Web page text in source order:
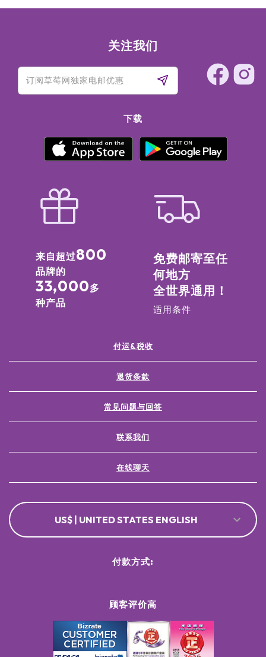
关注我们
下载
来自超过800
品牌的
33,000多
种产品
免费邮寄至任
何地方
全世界通用！
适用条件
付运&税收
退货条款
常见问题与回答
联系我们
在线聊天
US$ | UNITED STATES ENGLISH
顾客评价高
付款方式: